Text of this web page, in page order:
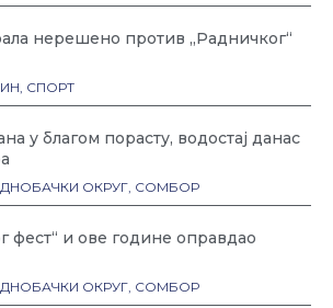
нерешено против „Радничког“
, СПОРТ
у благом порасту, водостај данас
ОКРУГ, СОМБОР
фест“ и ове године оправдао
ОКРУГ, СОМБОР